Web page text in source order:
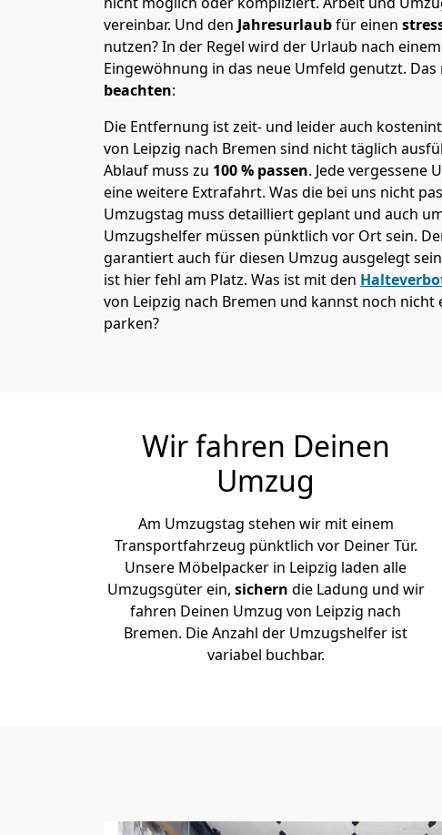
vereinbar. Und den Jahresurlaubfür einen
nutzen? In der Regel wird der Urlaub nach
Eingewöhnung in das neue Umfeld genutzt. Das
beachten:
Die Entfernung ist zeit- und leider auch
von Leipzig nach Bremen sind nicht täglich
Ablauf muss zu 100 % passen. Jede vergessene
eine weitere Extrafahrt. Was die bei uns nicht
Umzugstag muss detailliert geplant und auch
Umzugshelfer müssen pünktlich vor Ort sein.
garantiert auch für diesen Umzug ausgelegt
ist hier fehl am Platz. Was ist mit den
von Leipzig nach Bremen und kannst noch
parken?
Wir fahren Deinen
Umzug
Am Umzugstag stehen wir mit einem
Transportfahrzeug pünktlich vor Deiner Tür.
Unsere Möbelpacker in Leipzig laden alle
Umzugsgüter ein, sichern die Ladung und wir
fahren Deinen Umzug von Leipzig nach
Bremen. Die Anzahl der Umzugshelfer ist
variabel buchbar.